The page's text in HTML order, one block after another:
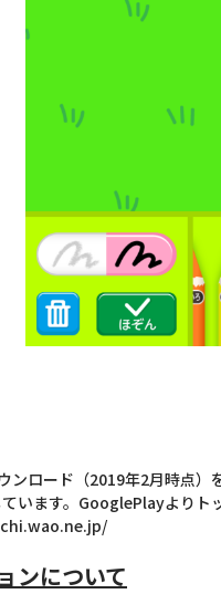
ンロード（2019年2月時点
います。GooglePlayよりト
ンについて